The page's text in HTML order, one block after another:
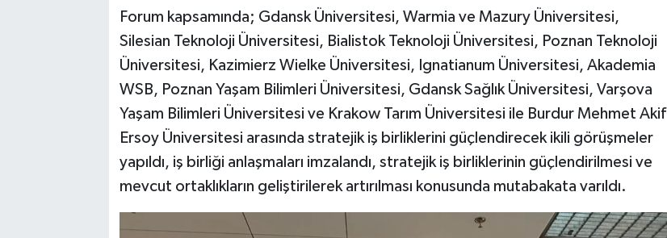
Forum kapsamında; Gdansk Üniversitesi, Warmia ve Mazury Üniversitesi,
Silesian Teknoloji Üniversitesi, Bialistok Teknoloji Üniversitesi, Poznan Teknoloji
Üniversitesi, Kazimierz Wielke Üniversitesi, Ignatianum Üniversitesi, Akademia
WSB, Poznan Yaşam Bilimleri Üniversitesi, Gdansk Sağlık Üniversitesi, Varşova
Yaşam Bilimleri Üniversitesi ve Krakow Tarım Üniversitesi ile Burdur Mehmet Akif
Ersoy Üniversitesi arasında stratejik iş birliklerini güçlendirecek ikili görüşmeler
yapıldı, iş birliği anlaşmaları imzalandı, stratejik iş birliklerinin güçlendirilmesi ve
mevcut ortaklıkların geliştirilerek artırılması konusunda mutabakata varıldı.